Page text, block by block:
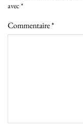
avec *
Commentaire*